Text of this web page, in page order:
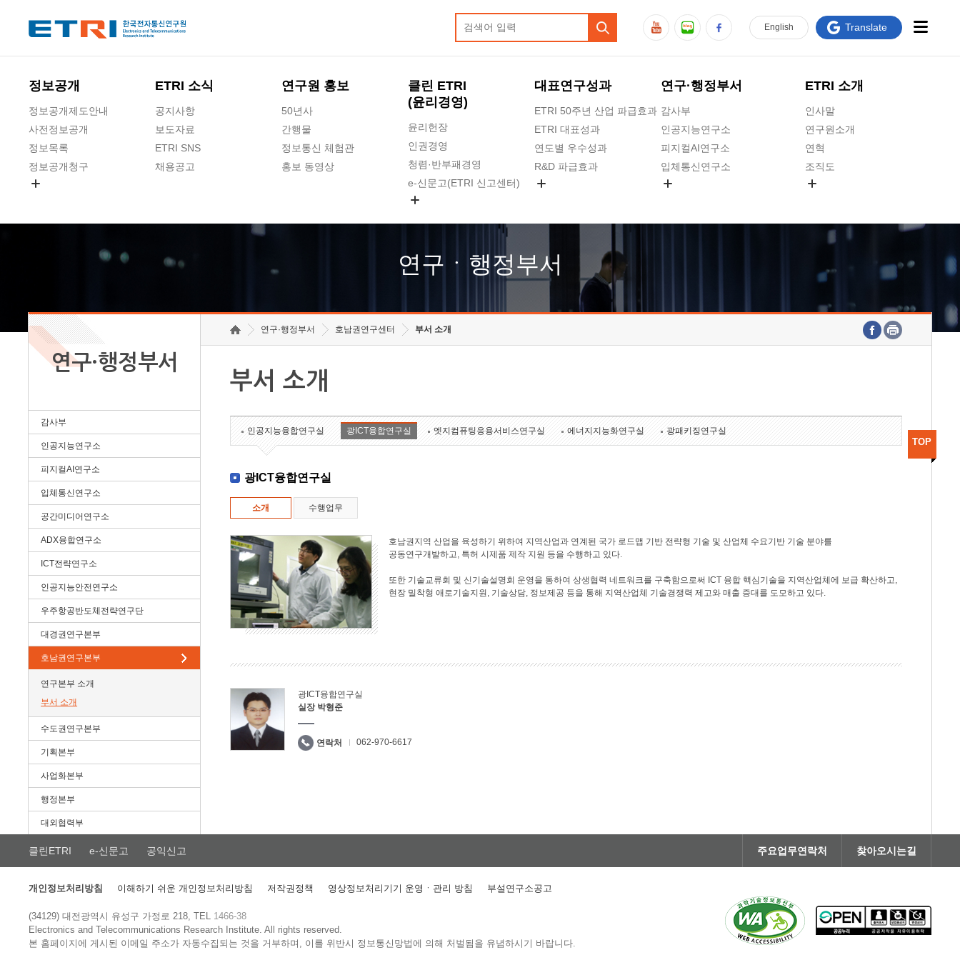
정보공개
정보공개제도안내
사전정보공개
정보목록
정보공개청구
ETRI 소식
공지사항
보도자료
ETRI SNS
채용공고
연구원 홍보
50년사
간행물
정보통신 체험관
홍보 동영상
클린 ETRI
(윤리경영)
윤리헌장
인권경영
청렴·반부패경영
e-신문고(ETRI 신고센터)
고객의소리
수의계약 현황
대표연구성과
ETRI 50주년 산업 파급효과
ETRI 대표성과
연도별 우수성과
R&D 파급효과
연구·행정부서
감사부
인공지능연구소
피지컬AI연구소
입체통신연구소
호남권연구본부
기획본부
ETRI 소개
인사말
연구원소개
연혁
조직도
연구원 고객헌장
주요업무연락처
English Translate
연구ㆍ행정부서
연구·행정부서
감사부
인공지능연구소
피지컬AI연구소
입체통신연구소
공간미디어연구소
ADX융합연구소
ICT전략연구소
인공지능안전연구소
우주항공반도체전략연구단
대경권연구본부
호남권연구본부
연구본부 소개
부서 소개
수도권연구본부
기획본부
사업화본부
행정본부
대외협력부
연구·행정부서 호남권연구센터 부서 소개
부서 소개
인공지능융합연구실 광ICT융합연구실 엣지컴퓨팅응용서비스연구실 에너지지능화연구실 광패키징연구실
광ICT융합연구실
소개 수행업무
호남권지역 산업을 육성하기 위하여 지역산업과 연계된 국가 로드맵 기반 전략형 기술 및 산업체 수요기반 기술 분야를
공동연구개발하고, 특허 시제품 제작 지원 등을 수행하고 있다.
또한 기술교류회 및 신기술설명회 운영을 통하여 상생협력 네트워크를 구축함으로써 ICT 융합 핵심기술을 지역산업체에 보급 확산하고,
현장 밀착형 애로기술지원, 기술상담, 정보제공 등을 통해 지역산업체 기술경쟁력 제고와 매출 증대를 도모하고 있다.
광ICT융합연구실
실장 박형준
연락처 062-970-6617
TOP
클린ETRI e-신문고 공익신고 주요업무연락처 찾아오시는길
개인정보처리방침 이해하기 쉬운 개인정보처리방침 저작권정책 영상정보처리기기 운영ㆍ관리 방침 부설연구소공고
(34129) 대전광역시 유성구 가정로 218, TEL 1466-38
Electronics and Telecommunications Research Institute.All rights reserved.
본 홈페이지에 게시된 이메일 주소가 자동수집되는 것을 거부하며, 이를 위반시 정보통신망법에 의해 처벌됨을 유념하시기 바랍니다.